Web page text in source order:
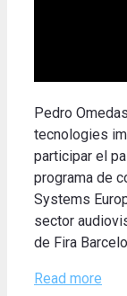
Pedro
tecnologies
participar el
programa de
Systems
sector
de Fira
Read more